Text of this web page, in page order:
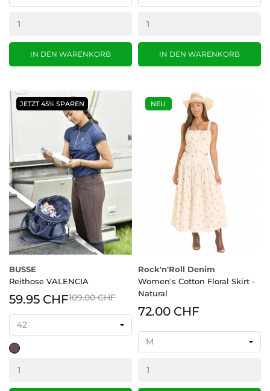
IN DEN WARENKORB IN DEN WARENKORB
BUSSE
Reithose VALENCIA
59.95 CHF109.00 CHF
braun
JETZT 45% SPAREN
Rock'n'Roll Denim
Women's Cotton Floral Skirt -
Natural
72.00 CHF
NEU